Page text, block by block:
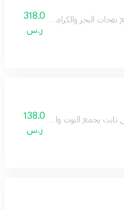
البحر والكراميل والجلد318.0
ر.س
ثابت يجمع التوت والكشمش مع العنبر
138.0
ر.س